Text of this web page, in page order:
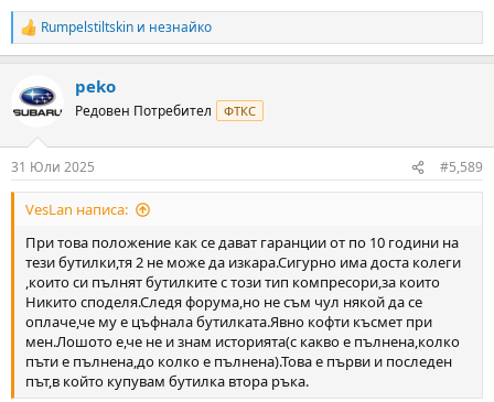
R
e
c
t
i
s
:
Rumpelstiltskin и незнайко
peko
Редовен Потребител ФТКС
31 Юли 2025 #5,589
VesLan написа:
При това положение как се дават гаранции от по 10 години на
тези бутилки,тя 2 не може да изкара.Сигурно има доста колеги
,които си пълнят бутилките с този тип компресори,за които
Никито споделя.Следя форума,но не съм чул някой да се
оплаче,че му е цъфнала бутилката.Явно кофти късмет при
мен.Лошото е,че не и знам историята(с какво е пълнена,колко
пъти е пълнена,до колко е пълнена).Това е първи и последен
път,в който купувам бутилка втора ръка.